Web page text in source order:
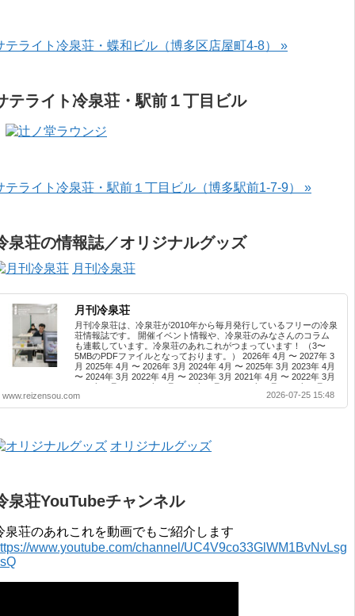
テライト冷泉荘・蝶和ビル（博多区店屋町4-8） »
テライト冷泉荘・駅前１丁目ビル
テライト冷泉荘・駅前１丁目ビル（博多駅前1-7-9） »
泉荘の情報誌／オリジナルグッズ
月刊冷泉荘
月刊冷泉荘
月刊冷泉荘は、冷泉荘が2010年から毎月発行しているフリーの冷泉
荘情報誌です。 開催イベント情報や、冷泉荘のみなさんのコラム
も連載しています。冷泉荘のあれこれがつまっています！ （3〜
5MBのPDFファイルとなっております。） 2026年 4月 〜 2027年 3
月 2025年 4月 〜 2026年 3月 2024年 4月 〜 2025年 3月 2023年 4月
〜 2024年 3月 2022年 4月 〜 2023年 3月 2021年 4月 〜 2022年 3月
2020年 4月 〜 2021年 3月 2019年 4月 〜 2020年 3月 2018年 4月 〜
2019年 3月 2017年 4月 〜 2018年 3月 2016年 4月 〜 2017年 3月
2015年 4月 〜 2016年 3月 2014年 4月 〜 2015年 3月 2013...
www.reizensou.com 2026-07-25 15:48
オリジナルグッズ
泉荘YouTubeチャンネル
泉荘のあれこれを動画でもご紹介します
www.youtube.com/channel/UC4V9co33GlWM1BvNvLsg